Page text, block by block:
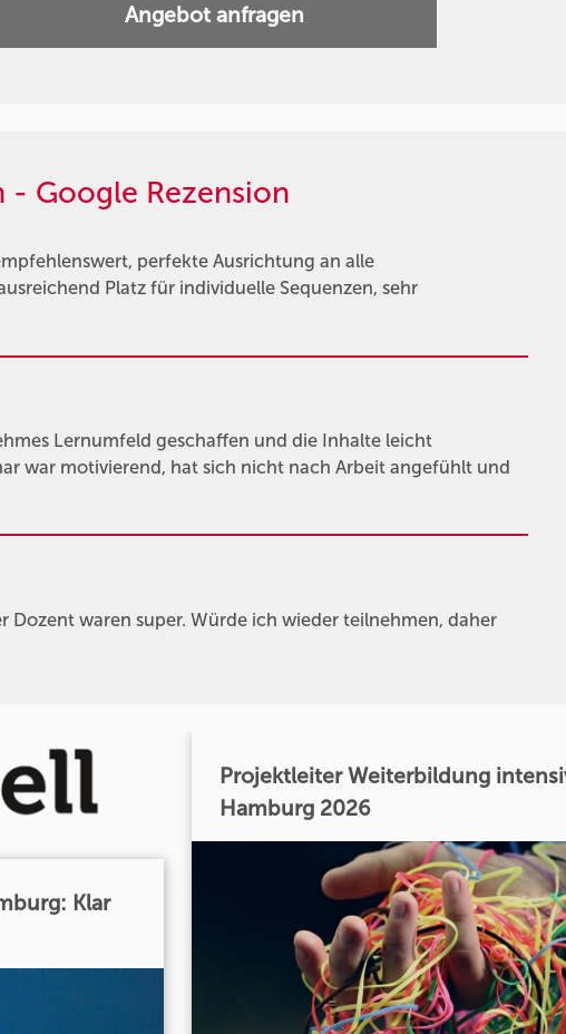
Angebot anfragen
Google Rezension
perfekte Ausrichtung an alle
Platz für individuelle Sequenzen, sehr
Lernumfeld geschaffen und die Inhalte leicht
war motivierend, hat sich nicht nach Arbeit angefühlt und
waren super. Würde ich wieder teilnehmen, daher
Klar
Projektleiter Weiterbildung
Hamburg 2026